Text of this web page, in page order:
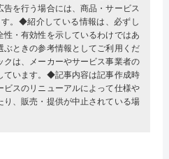
を行う場合には、商品・サービス
。◆紹介している情報は、必ずし
性・有効性を示しているわけではあ
ぶときの参考情報としてご利用くだ
は、メーカーやサービス事業者の
ています。◆記事内容は記事作成時
スのリニューアルによって仕様や
、販売・提供が中止されている場